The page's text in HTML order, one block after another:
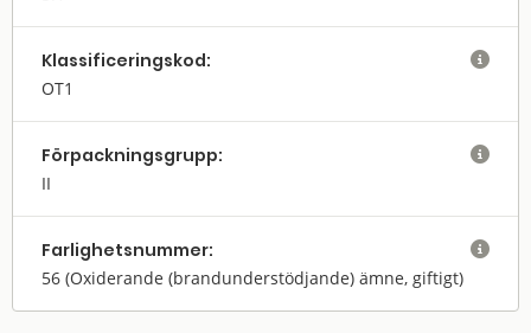
Klassifi­cerings­kod:
OT1

Förpack­nings­grupp:
II

Farlighets­nummer:
56 (Oxiderande (brandunderstödjande) ämne, giftigt)
